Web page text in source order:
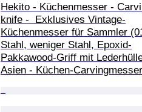
Hekito - Küchenmesser -
knife -  Exklusives Vintage-
Küchenmesser für Sammler
Stahl, weniger Stahl, Epoxid-
Pakkawood-Griff mit
Asien - Küchen-Carvingmesser